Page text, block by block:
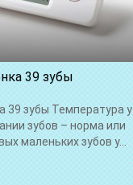
39 зубы
39 зубы Температура у
зубов – норма или
маленьких зубов у...